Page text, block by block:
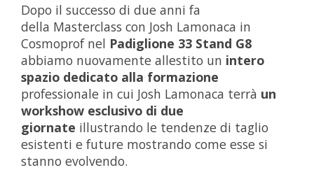
Dopo il successo di due anni fa
della Masterclass con Josh Lamonaca in
Cosmoprof nel Padiglione 33 Stand G8
abbiamo nuovamente allestito un intero
spazio dedicato alla formazione
professionale in cui Josh Lamonaca terrà un
workshow esclusivo di due
giornate illustrando le tendenze di taglio
esistenti e future mostrando come esse si
stanno evolvendo.